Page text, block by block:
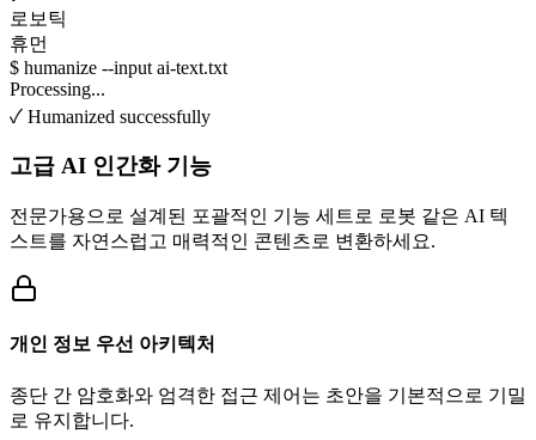
로보틱
휴먼
$ humanize --input ai-text.txt
Processing...
✓ Humanized successfully
고급 AI 인간화 기능
전문가용으로 설계된 포괄적인 기능 세트로 로봇 같은 AI 텍
스트를 자연스럽고 매력적인 콘텐츠로 변환하세요.
개인 정보 우선 아키텍처
종단 간 암호화와 엄격한 접근 제어는 초안을 기본적으로 기밀
로 유지합니다.